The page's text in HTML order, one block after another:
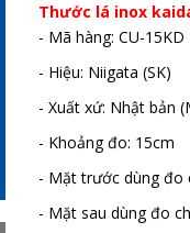
Thước lá inox
- Mã hàng: CU-15KD
- Hiệu: Niigata (SK)
- Xuất xứ: Nhật bản
- Khoảng đo: 15cm
- Mặt trước dùng đo
- Mặt sau dùng đo